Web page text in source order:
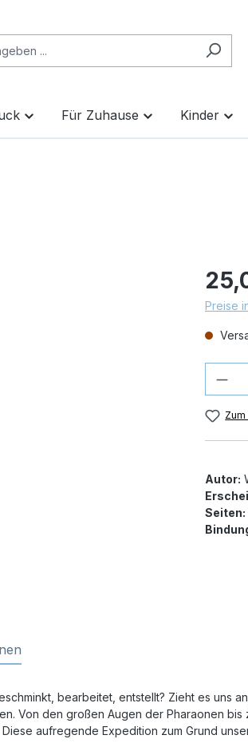
Für Zuhause Kinder
Preise
Autor:
Seiten:
bearbeitet, entstellt? Zieht es uns
Von den großen Augen der Pharaonen
aufregende Expedition zum Grund